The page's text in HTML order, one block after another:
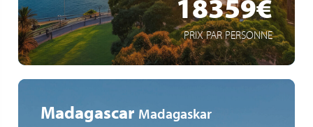
18359€
PRIX PAR PERSONNE
Madagascar Madagaskar